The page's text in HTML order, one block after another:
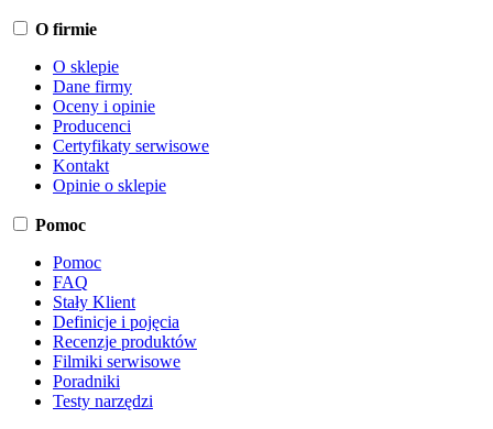
O firmie
O sklepie
Dane firmy
Oceny i opinie
Producenci
Certyfikaty serwisowe
Kontakt
Opinie o sklepie
Pomoc
Pomoc
FAQ
Stały Klient
Definicje i pojęcia
Recenzje produktów
Filmiki serwisowe
Poradniki
Testy narzędzi